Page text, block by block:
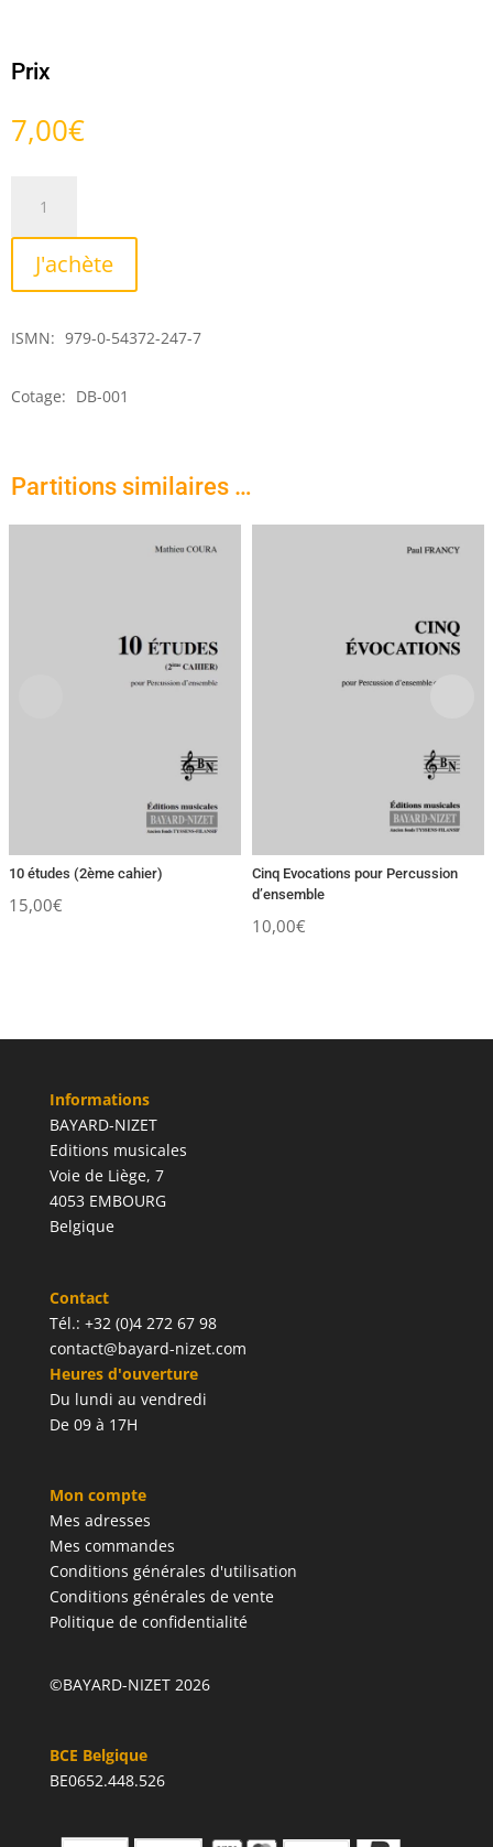
Prix
7,00€
Arlequin
J'achète
ISMN: 979-0-54372-247-7
Cotage: DB-001
Partitions similaires …
10 études (2ème cahier)
15,00€
Cinq Evocations pour Percussion
d’ensemble
10,00€
Informations
BAYARD-NIZET
Editions musicales
Voie de Liège, 7
4053 EMBOURG
Belgique
Contact
Tél.: +32 (0)4 272 67 98
contact@bayard-nizet.com
Heures d'ouverture
Du lundi au vendredi
De 09 à 17H
Mon compte
Mes adresses
Mes commandes
Conditions générales d'utilisation
Conditions générales de vente
Politique de confidentialité
©BAYARD-NIZET 2026
BCE Belgique
BE0652.448.526